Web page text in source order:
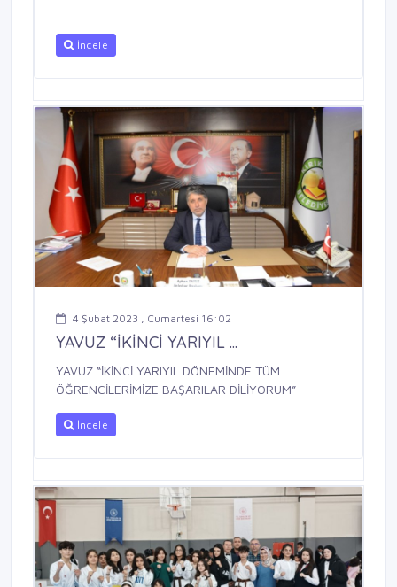
İncele
4 Şubat 2023 , Cumartesi 16:02
YAVUZ “İKİNCİ YARIYIL ...
YAVUZ “İKİNCİ YARIYIL DÖNEMİNDE TÜM
ÖĞRENCİLERİMİZE BAŞARILAR DİLİYORUM”
İncele